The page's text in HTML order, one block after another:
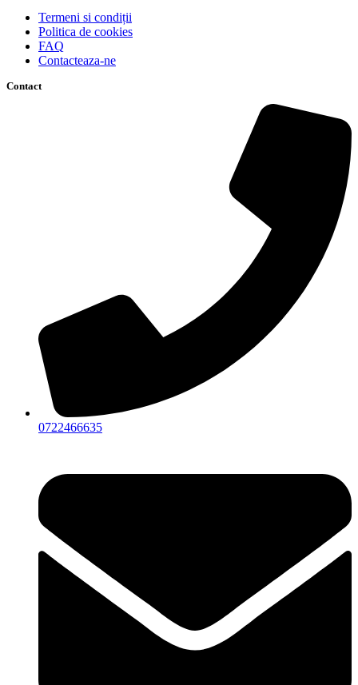
Termeni si condiții
Politica de cookies
FAQ
Contacteaza-ne
Contact
0722466635